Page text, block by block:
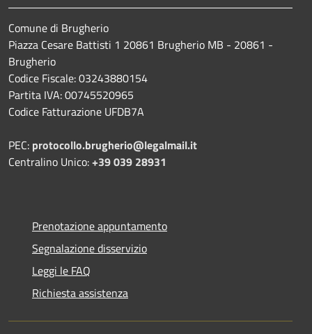
Comune di Brugherio
Piazza Cesare Battisti 1 20861 Brugherio MB - 20861 -
Brugherio
Codice Fiscale: 03243880154
Partita IVA: 00745520965
Codice Fatturazione UFDB7A
PEC: protocollo.brugherio@legalmail.it
Centralino Unico:+39 039 28931
Prenotazione appuntamento
Segnalazione disservizio
Leggi le FAQ
Richiesta assistenza